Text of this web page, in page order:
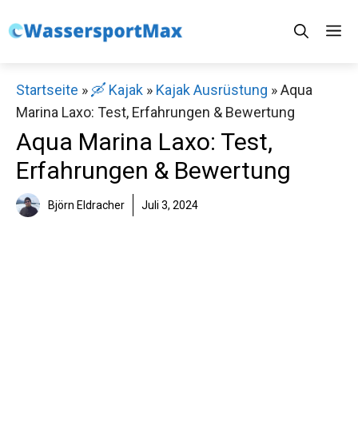
Inhalt
Startseite » 🛶 Kajak » Kajak Ausrüstung »Aqua
Marina Laxo: Test, Erfahrungen & Bewertung
Aqua Marina Laxo: Test,
Erfahrungen & Bewertung
Björn Eldracher Juli 3, 2024